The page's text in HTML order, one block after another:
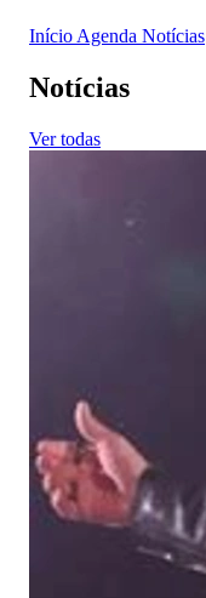
Início Agenda Notícias
Notícias
Ver todas